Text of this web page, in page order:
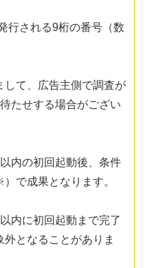
行される9桁の番号（数
て、広告主側で調査が
たせする場合がござい
内の初回起動後、条件
で成果となります。
内に初回起動まで完了
となることがありま